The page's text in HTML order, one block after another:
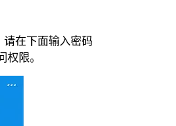
请在下面输入密码
权限。